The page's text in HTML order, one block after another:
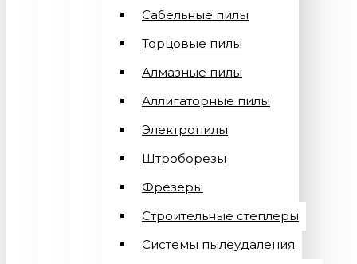
Сабельные пилы
Торцовые пилы
Алмазные пилы
Аллигаторные пилы
Электропилы
Штроборезы
Фрезеры
Строительные степлеры
Системы пылеудаления